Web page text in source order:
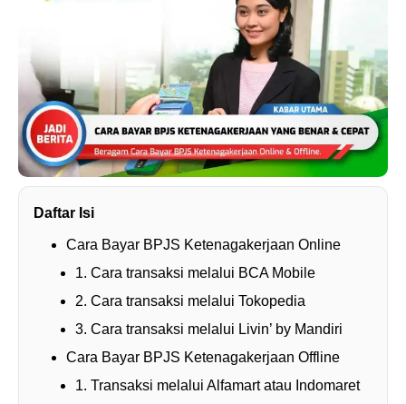
Daftar Isi
Cara Bayar BPJS Ketenagakerjaan Online
1. Cara transaksi melalui BCA Mobile
2. Cara transaksi melalui Tokopedia
3. Cara transaksi melalui Livin’ by Mandiri
Cara Bayar BPJS Ketenagakerjaan Offline
1. Transaksi melalui Alfamart atau Indomaret